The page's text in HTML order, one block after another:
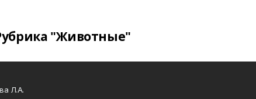
"Животные"
Л.А.